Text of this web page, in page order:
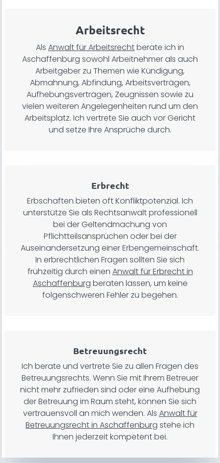
Arbeitsrecht
Als Anwalt für Arbeitsrechtberate ich in
Aschaffenburg sowohl Arbeitnehmer als auch
Arbeitgeber zu Themen wie Kündigung,
Abmahnung, Abfindung, Arbeitsverträgen,
Aufhebungsverträgen, Zeugnissen sowie zu
vielen weiteren Angelegenheiten rund um den
Arbeitsplatz. Ich vertrete Sie auch vor Gericht
und setze Ihre Ansprüche durch.
Erbrecht
Erbschaften bieten oft Konfliktpotenzial. Ich
unterstütze Sie als Rechtsanwalt professionell
bei der Geltendmachung von
Pflichtteilsansprüchen oder bei der
Auseinandersetzung einer Erbengemeinschaft.
In erbrechtlichen Fragen sollten Sie sich
frühzeitig durch einen Anwalt für Erbrecht in
Aschaffenburg beraten lassen, um keine
folgenschweren Fehler zu begehen.
Betreuungsrecht
Ich berate und vertrete Sie zu allen Fragen des
Betreuungsrechts. Wenn Sie mit Ihrem Betreuer
nicht mehr zufrieden sind oder eine Aufhebung
der Betreuung im Raum steht, können Sie sich
vertrauensvoll an mich wenden. Als Anwalt für
Betreuungsrecht in Aschaffenburg stehe ich
Ihnen jederzeit kompetent bei.